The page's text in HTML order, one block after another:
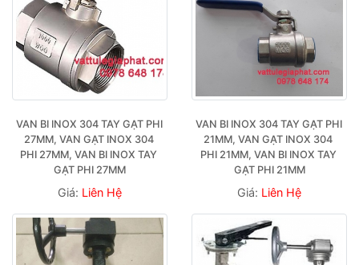
VAN BI INOX 304 TAY GẠT PHI
27MM, VAN GẠT INOX 304
PHI 27MM, VAN BI INOX TAY
GẠT PHI 27MM
Giá: Liên Hệ
VAN BI INOX 304 TAY GẠT PHI
21MM, VAN GẠT INOX 304
PHI 21MM, VAN BI INOX TAY
GẠT PHI 21MM
Giá: Liên Hệ